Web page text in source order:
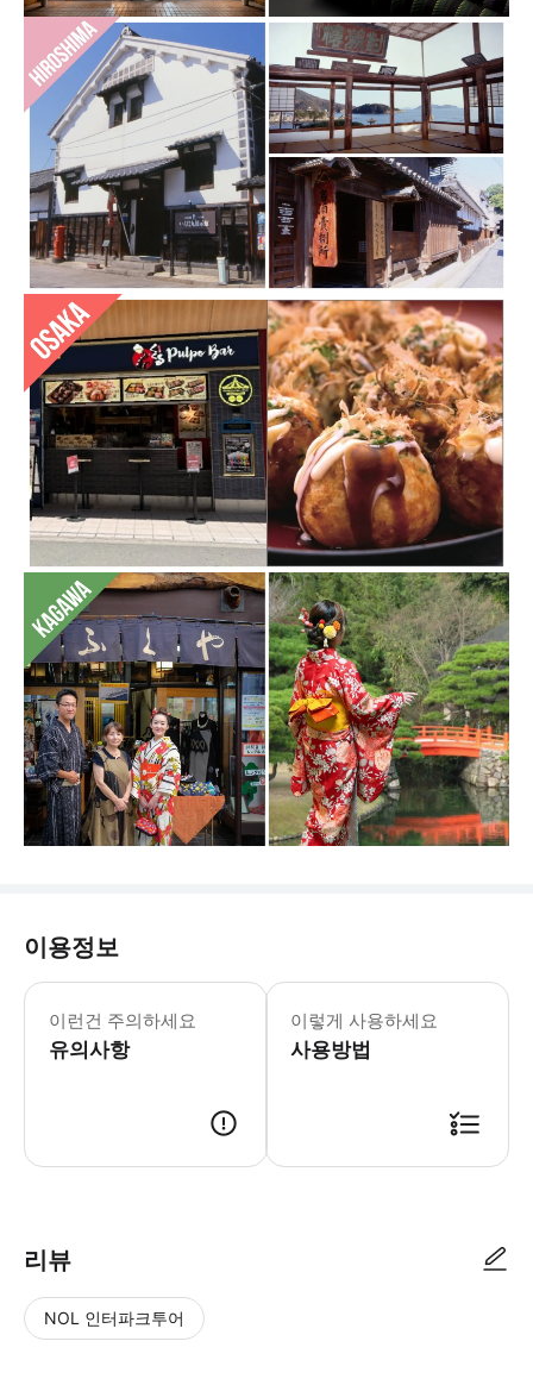
이용정보
이런건 주의하세요
유의사항
- 세토우치 지역 조이 패스 - 이용 방
이렇게 사용하세요
사용방법
리뷰
NOL 인터파크투어